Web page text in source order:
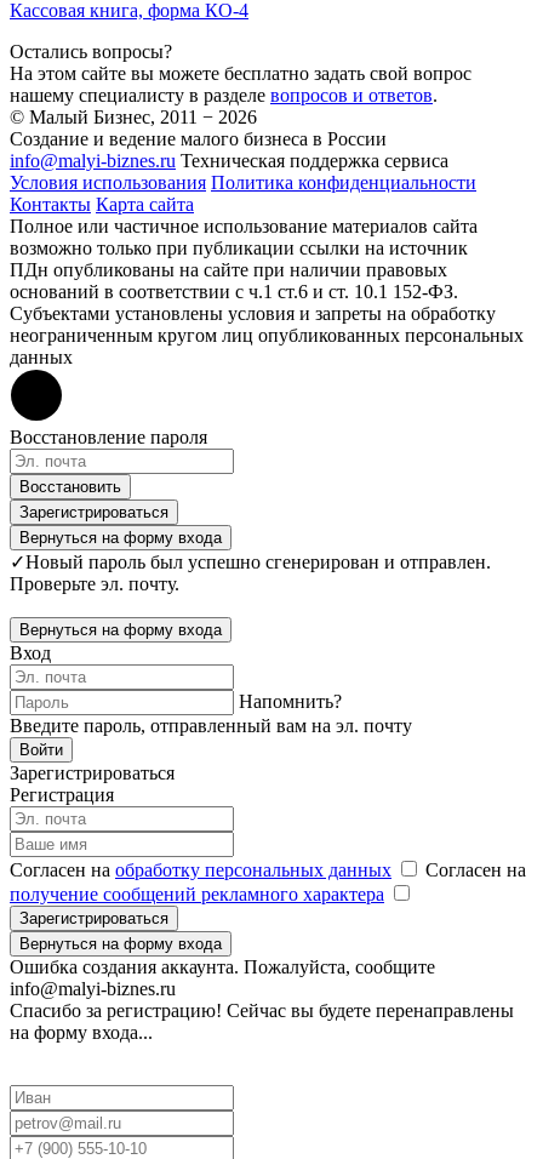
Кассовая книга, форма КО-4
Остались вопросы?
На этом сайте вы можете бесплатно задать свой вопрос
нашему специалисту в разделе вопросов и ответов.
© Малый Бизнес, 2011 − 2026
Создание и ведение малого бизнеса в России
info@malyi-biznes.ru Техническая поддержка сервиса
Условия использования Политика конфиденциальности
Контакты Карта сайта
Полное или частичное использование материалов сайта
возможно только при публикации ссылки на источник
ПДн опубликованы на сайте при наличии правовых
оснований в соответствии с ч.1 ст.6 и ст. 10.1 152-ФЗ.
Субъектами установлены условия и запреты на обработку
неограниченным кругом лиц опубликованных персональных
данных
Восстановление пароля
Восстановить
Зарегистрироваться
Вернуться на форму входа
✓Новый пароль был успешно сгенерирован и отправлен.
Проверьте эл. почту.
Вернуться на форму входа
Вход
Напомнить?
Введите пароль, отправленный вам на эл. почту
Войти
Зарегистрироваться
Регистрация
Согласен на обработку персональных данных
Согласен на
получение сообщений рекламного характера
Зарегистрироваться
Вернуться на форму входа
Ошибка создания аккаунта. Пожалуйста, сообщите
info@malyi-biznes.ru
Спасибо за регистрацию! Сейчас вы будете перенаправлены
на форму входа...